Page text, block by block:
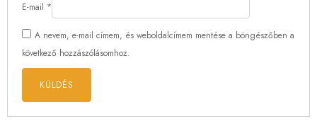
E-mail *
A nevem, e-mail címem, és weboldalcímem mentése a böngészőben a
következő hozzászólásomhoz.